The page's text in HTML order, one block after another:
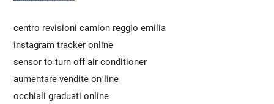
centro revisioni camion reggio emilia
instagram tracker online
sensor to turn off air conditioner
aumentare vendite on line
occhiali graduati online